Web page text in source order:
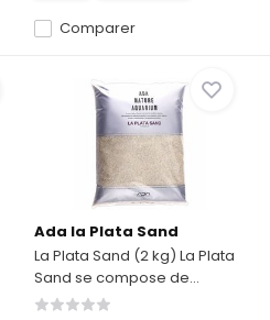
Comparer
Ada la Plata Sand
La Plata Sand (2 kg) La Plata
Sand se compose de...